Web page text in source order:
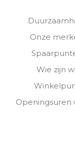
Onze
Wie zijn
Openingsuren